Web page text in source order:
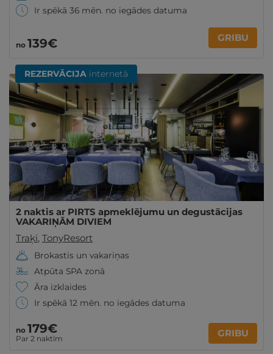
Ir spēkā 36 mēn. no iegādes datuma
no 139€ GRIBU
REZERVĀCIJA internetā
2 naktis ar PIRTS apmeklējumu un degustācijas
VAKARIŅĀM DIVIEM
Traķi, TonyResort
Brokastis un vakariņas
Atpūta SPA zonā
Āra izklaides
Ir spēkā 12 mēn. no iegādes datuma
no 179€
Par 2 naktīm GRIBU